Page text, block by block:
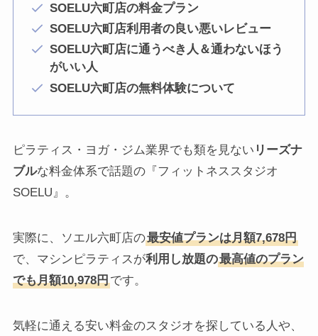
SOELU六町店の料金プラン
SOELU六町店利用者の良い悪いレビュー
SOELU六町店に通うべき人＆通わないほう
がいい人
SOELU六町店の無料体験について
ピラティス・ヨガ・ジム業界でも類を見ない リーズナ
ブルな料金体系で話題の『フィットネススタジオ
SOELU』。
実際に、ソエル六町店の最安値プランは月額7,678円
で、マシンピラティスが利用し放題の最高値のプラン
でも月額10,978円です。
気軽に通える安い料金のスタジオを探している人や、